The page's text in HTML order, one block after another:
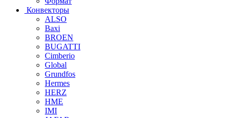
Конвекторы
ALSO
Baxi
BROEN
BUGATTI
Cimberio
Global
Grundfos
Hermes
HERZ
HME
IMI